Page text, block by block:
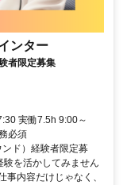
ンター
者限定募集
実働7.5h 9:00～
必須
ド）経験者限定募
を活かしてみません
内容だけじゃなく、